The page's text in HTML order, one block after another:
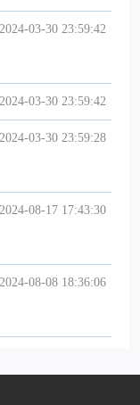
2024-03-30 23:59:42
2024-03-30 23:59:42
2024-03-30 23:59:28
2024-08-17 17:43:30
2024-08-08 18:36:06